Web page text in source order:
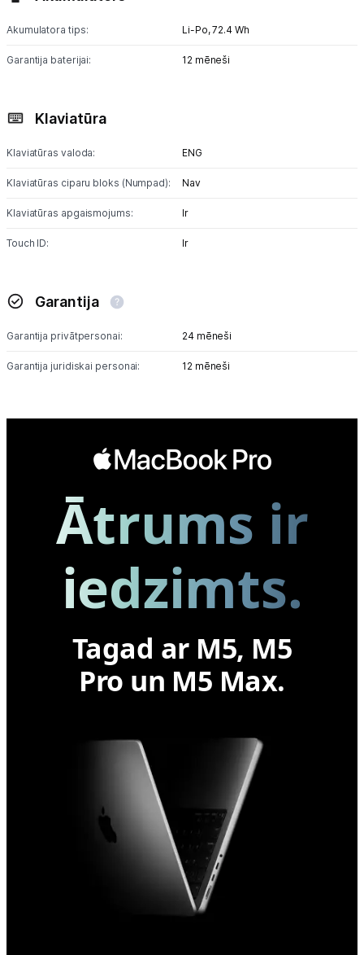
Akumulatora tips: Li-Po,72.4 Wh
Garantija baterijai: 12 mēneši
Klaviatūra
Klaviatūras valoda: ENG
Klaviatūras ciparu bloks (Numpad): Nav
Klaviatūras apgaismojums: Ir
Touch ID: Ir
Garantija
Garantija privātpersonai: 24 mēneši
Garantija juridiskai personai: 12 mēneši
Ātrums ir
iedzimts.
Tagad ar M5, M5
Pro un M5 Max.